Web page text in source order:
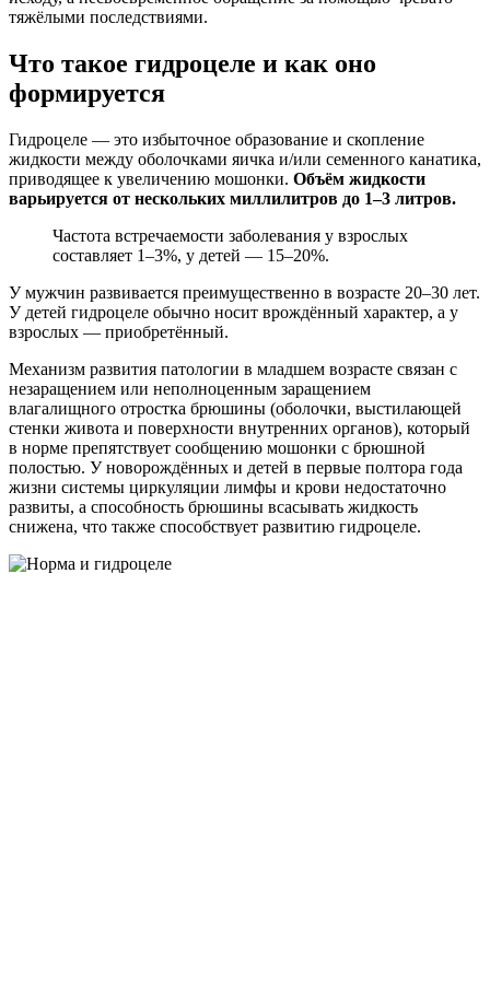
тяжёлыми последствиями.
Что такое гидроцеле и как оно
формируется
Гидроцеле — это избыточное образование и скопление
жидкости между оболочками яичка и/или семенного канатика,
приводящее к увеличению мошонки. Объём жидкости
варьируется от нескольких миллилитров до 1–3 литров.
Частота встречаемости заболевания у взрослых
составляет 1–3%, у детей — 15–20%.
У мужчин развивается преимущественно в возрасте 20–30 лет.
У детей гидроцеле обычно носит врождённый характер, а у
взрослых — приобретённый.
Механизм развития патологии в младшем возрасте связан с
незаращением или неполноценным заращением
влагалищного отростка брюшины (оболочки, выстилающей
стенки живота и поверхности внутренних органов), который
в норме препятствует сообщению мошонки с брюшной
полостью. У новорождённых и детей в первые полтора года
жизни системы циркуляции лимфы и крови недостаточно
развиты, а способность брюшины всасывать жидкость
снижена, что также способствует развитию гидроцеле.